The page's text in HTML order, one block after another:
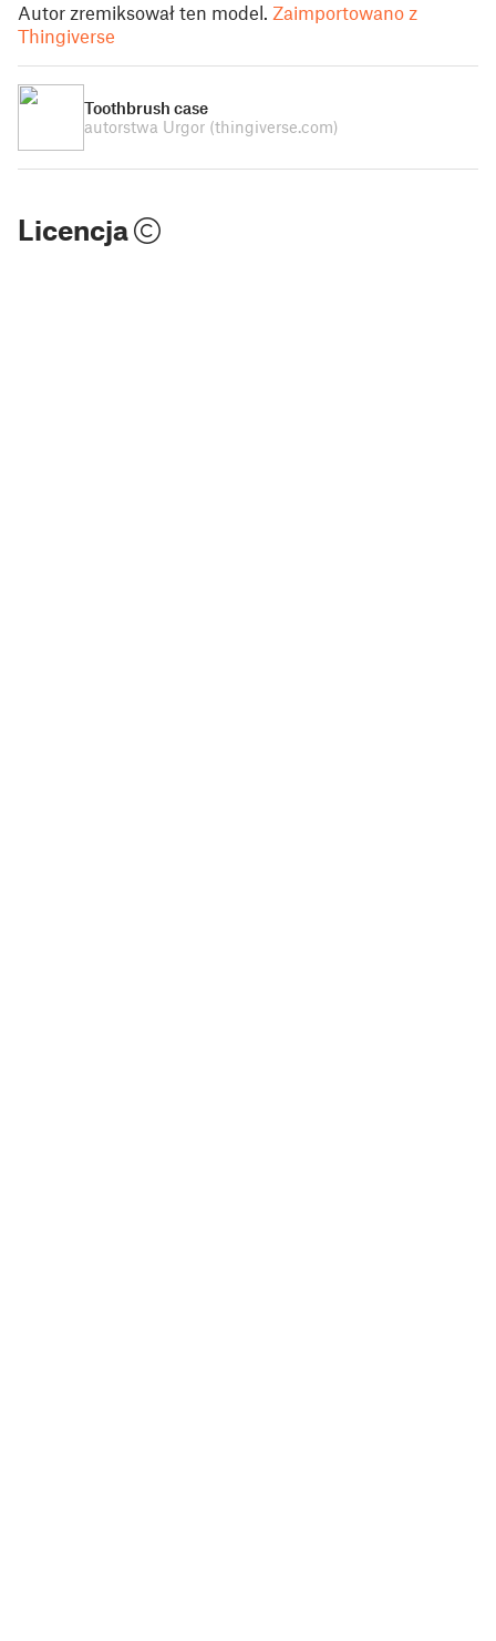
Autor zremiksował ten model. Zaimportowano z
Thingiverse
Toothbrush case
autorstwa Urgor (thingiverse.com)
Licencja